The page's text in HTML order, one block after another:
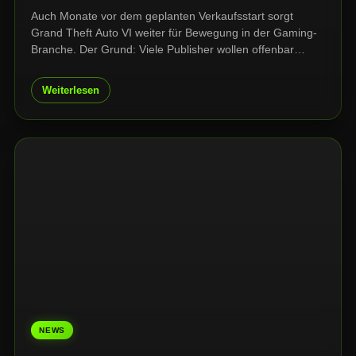
Auch Monate vor dem geplanten Verkaufsstart sorgt
Grand Theft Auto VI weiter für Bewegung in der Gaming-
Branche. Der Grund: Viele Publisher wollen offenbar
Release des Rockstar-Blockbusters zu veröffentlichen.
Weiterlesen
NEWS